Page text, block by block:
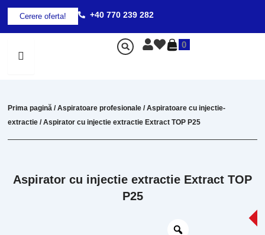
Skip
content
Cerere oferta! +40 770 239 282
0
Prima pagină /Aspiratoare profesionale /Aspiratoare cu injectie-
extractie / Aspirator cu injectie extractie Extract TOP P25
Aspirator cu injectie extractie Extract TOP
P25
-